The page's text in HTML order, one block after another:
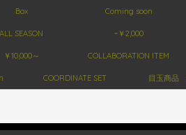
Box Coming soon
ALL SEASON ~￥2,000
￥10,000～ COLLABORATION ITEM
COORDINATE SET 目玉商品